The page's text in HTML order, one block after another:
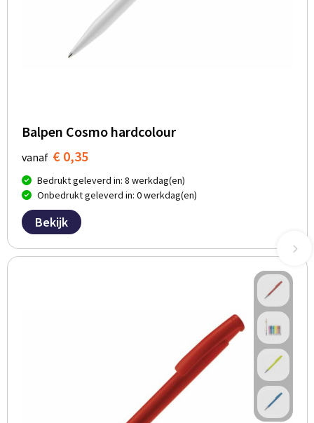
Balpen Cosmo hardcolour
vanaf € 0,35
Bedrukt geleverd in: 8 werkdag(en)
Onbedrukt geleverd in: 0 werkdag(en)
Bekijk